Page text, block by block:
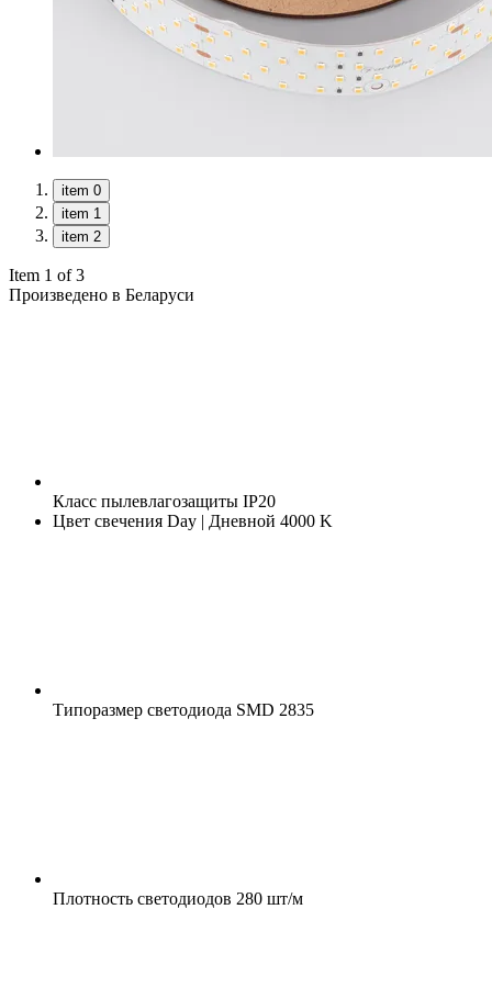
item 0
item 1
item 2
Item 1 of 3
Произведено в Беларуси
Класс пылевлагозащиты IP20
Цвет свечения Day | Дневной 4000 K
Типоразмер светодиода SMD 2835
Плотность светодиодов 280 шт/м